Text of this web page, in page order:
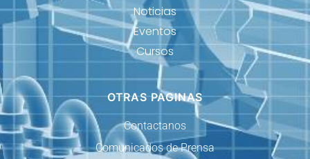
Noticias
Eventos
Cursos
OTRAS PAGINAS
Contactanos
Comunicados de Prensa